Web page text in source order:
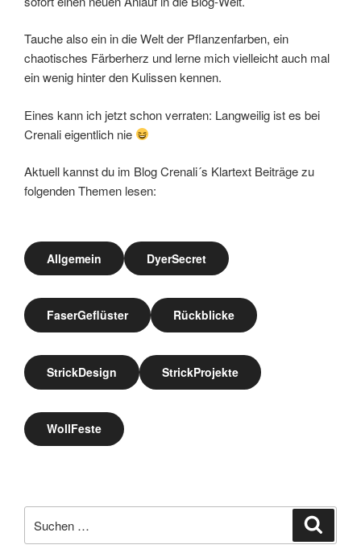
Tauche also ein in die Welt der Pflanzenfarben, ein
chaotisches Färberherz und lerne mich vielleicht auch mal
ein wenig hinter den Kulissen kennen.
Eines kann ich jetzt schon verraten: Langweilig ist es bei
Crenali eigentlich nie
Aktuell kannst du im Blog Crenali´s Klartext Beiträge zu
folgenden Themen lesen:
Allgemein DyerSecret
FaserGeflüster Rückblicke
StrickDesign StrickProjekte
WollFeste
nach: